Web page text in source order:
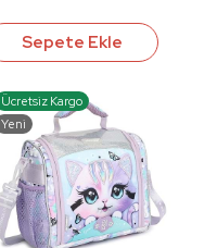
Sepete Ekle
Ücretsiz Kargo
Yeni